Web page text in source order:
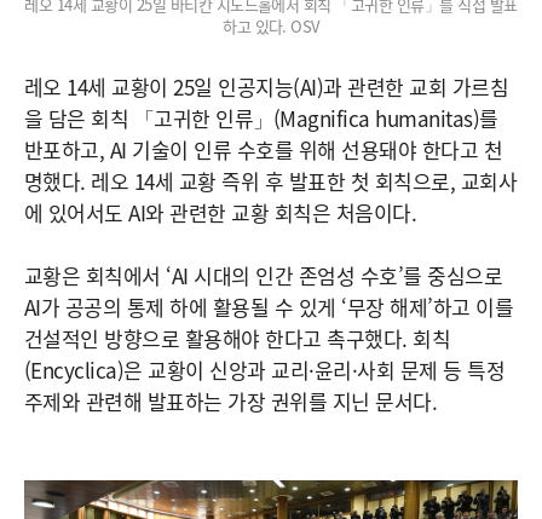
레오 14세 교황이 25일 바티칸 시노드홀에서 회칙 「고귀한 인류」를 직접 발표
하고 있다. OSV
레오 14세 교황이 25일 인공지능(AI)과 관련한 교회 가르침
을 담은 회칙 「고귀한 인류」(Magnifica humanitas)를
반포하고, AI 기술이 인류 수호를 위해 선용돼야 한다고 천
명했다. 레오 14세 교황 즉위 후 발표한 첫 회칙으로, 교회사
에 있어서도 AI와 관련한 교황 회칙은 처음이다.
교황은 회칙에서 ‘AI 시대의 인간 존엄성 수호’를 중심으로
AI가 공공의 통제 하에 활용될 수 있게 ‘무장 해제’하고 이를
건설적인 방향으로 활용해야 한다고 촉구했다. 회칙
(Encyclica)은 교황이 신앙과 교리·윤리·사회 문제 등 특정
주제와 관련해 발표하는 가장 권위를 지닌 문서다.